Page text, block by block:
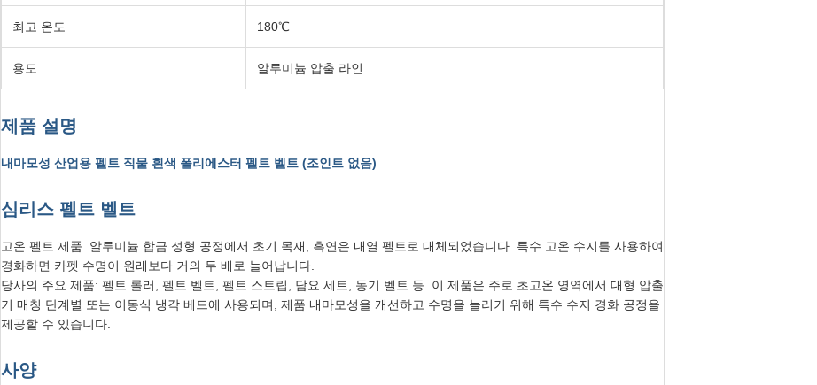
최고 온도 180℃
용도 알루미늄 압출 라인
제품 설명
내마모성 산업용 펠트 직물 흰색 폴리에스터 펠트 벨트 (조인트 없음)
심리스 펠트 벨트
고온 펠트 제품. 알루미늄 합금 성형 공정에서 초기 목재, 흑연은 내열 펠트로 대체되었습니다. 특수 고온 수지를 사용하여
경화하면 카펫 수명이 원래보다 거의 두 배로 늘어납니다.
당사의 주요 제품: 펠트 롤러, 펠트 벨트, 펠트 스트립, 담요 세트, 동기 벨트 등. 이 제품은 주로 초고온 영역에서 대형 압출
기 매칭 단계별 또는 이동식 냉각 베드에 사용되며, 제품 내마모성을 개선하고 수명을 늘리기 위해 특수 수지 경화 공정을
제공할 수 있습니다.
사양